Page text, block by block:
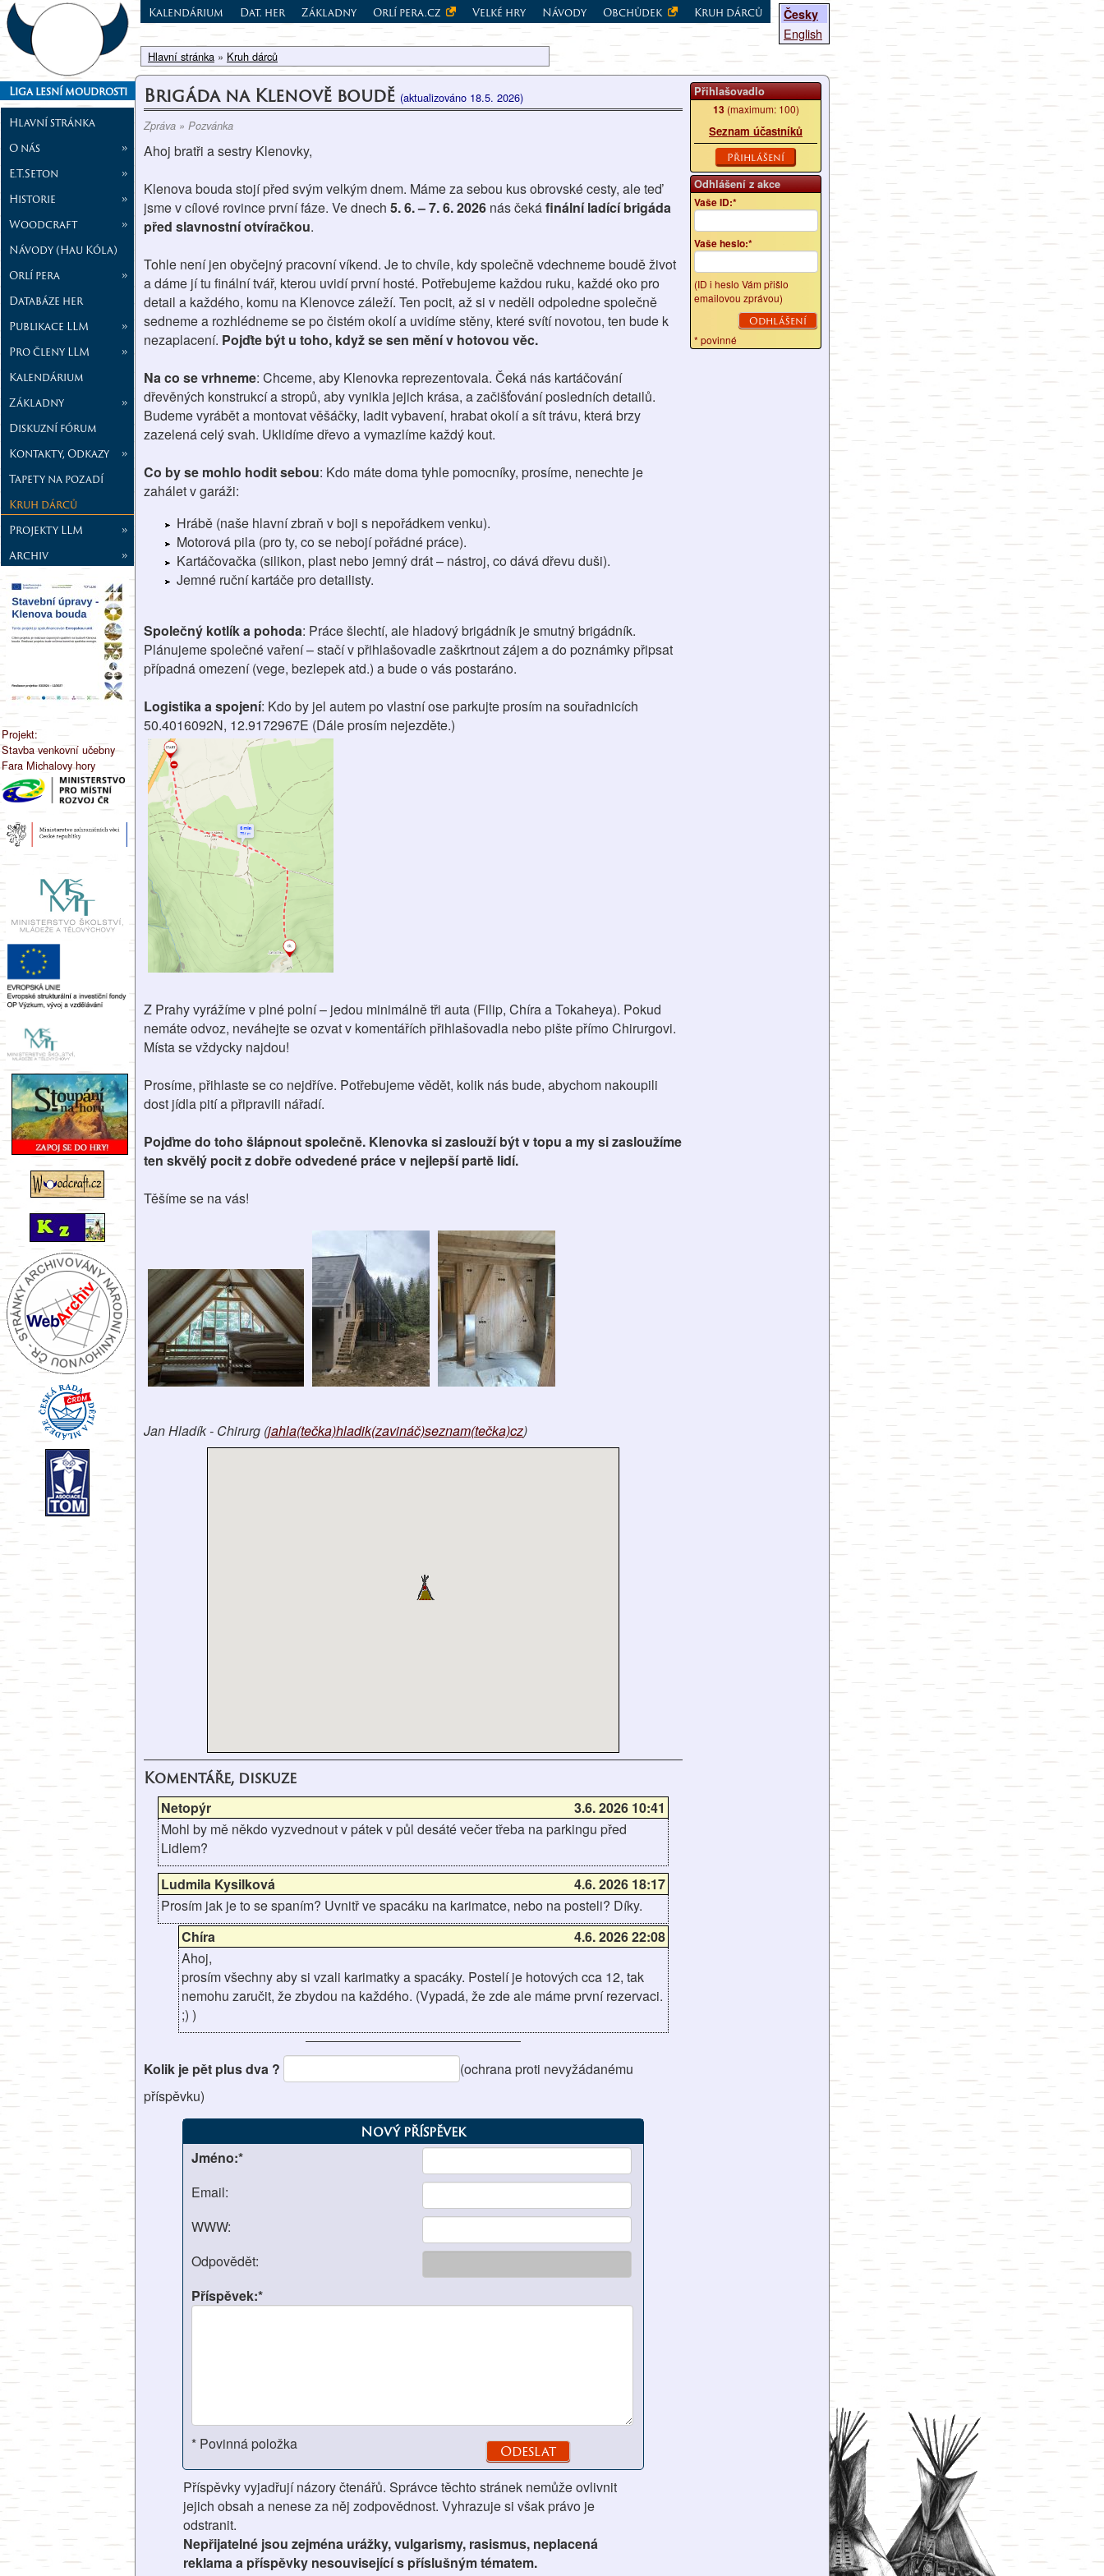
Liga lesní moudrosti
Hlavní stránka
O nás
»
E.T.Seton
»
Historie
»
Woodcraft
»
Návody (Hau Kóla)
Orlí pera
»
Databáze her
Publikace LLM
»
Pro členy LLM
»
Kalendárium
Základny
»
Diskuzní fórum
Kontakty, Odkazy
»
Tapety na pozadí
Kruh dárců
Projekty LLM
»
Archiv
»
Projekt:
Stavba venkovní učebny
Fara Michalovy hory
Česky
English
Kalendárium Dat. her Základny Orlí pera.cz Velké hry Návody Obchůdek Kruh dárců
Hlavní stránka » Kruh dárců
Přihlašovadlo
13(maximum: 100)
Seznam účastníků
Přihlášení
Odhlášení z akce
Vaše ID:*
Vaše heslo:*
(ID i heslo Vám přišlo
emailovou zprávou)
* povinné
Brigáda na Klenově boudě (aktualizováno 18.5. 2026)
Zpráva » Pozvánka
Ahoj bratři a sestry Klenovky,
Klenova bouda stojí před svým velkým dnem. Máme za sebou kus obrovské cesty, ale teď
jsme v cílové rovince první fáze. Ve dnech 5. 6. – 7. 6. 2026 nás čekáfinální ladící brigáda
před slavnostní otvíračkou.
Tohle není jen obyčejný pracovní víkend. Je to chvíle, kdy společně vdechneme boudě život
a dáme jí tu finální tvář, kterou uvidí první hosté. Potřebujeme každou ruku, každé oko pro
detail a každého, komu na Klenovce záleží. Ten pocit, až si v neděli odpoledne společně
sedneme a rozhlédneme se po čistém okolí a uvidíme stěny, které svítí novotou, ten bude k
nezaplacení. Pojďte být u toho, když se sen mění v hotovou věc.
Na co se vrhneme: Chceme, aby Klenovka reprezentovala. Čeká nás kartáčování
dřevěných konstrukcí a stropů, aby vynikla jejich krása, a začišťování posledních detailů.
Budeme vyrábět a montovat věšáčky, ladit vybavení, hrabat okolí a sít trávu, která brzy
zazelená celý svah. Uklidíme dřevo a vymazlíme každý kout.
Co by se mohlo hodit sebou: Kdo máte doma tyhle pomocníky, prosíme, nenechte je
zahálet v garáži:
Hrábě (naše hlavní zbraň v boji s nepořádkem venku).
Motorová pila (pro ty, co se nebojí pořádné práce).
Kartáčovačka (silikon, plast nebo jemný drát – nástroj, co dává dřevu duši).
Jemné ruční kartáče pro detailisty.
Společný kotlík a pohoda: Práce šlechtí, ale hladový brigádník je smutný brigádník.
Plánujeme společné vaření – stačí v přihlašovadle zaškrtnout zájem a do poznámky připsat
případná omezení (vege, bezlepek atd.) a bude o vás postaráno.
Logistika a spojení: Kdo by jel autem po vlastní ose parkujte prosím na souřadnicích
50.4016092N, 12.9172967E (Dále prosím nejezděte.)
Z Prahy vyrážíme v plné polní – jedou minimálně tři auta (Filip, Chíra a Tokaheya). Pokud
nemáte odvoz, neváhejte se ozvat v komentářích přihlašovadla nebo pište přímo Chirurgovi.
Místa se vždycky najdou!
Prosíme, přihlaste se co nejdříve. Potřebujeme vědět, kolik nás bude, abychom nakoupili
dost jídla pití a připravili nářadí.
Pojďme do toho šlápnout společně. Klenovka si zaslouží být v topu a my si zasloužíme
ten skvělý pocit z dobře odvedené práce v nejlepší partě lidí.
Těšíme se na vás!
Jan Hladík - Chirurg (jahla(tečka)hladik(zavináč)seznam(tečka)cz)
Komentáře, diskuze
3.6. 2026 10:41
Netopýr
Mohl by mě někdo vyzvednout v pátek v půl desáté večer třeba na parkingu před
Lidlem?
4.6. 2026 18:17
Ludmila Kysilková
Prosím jak je to se spaním? Uvnitř ve spacáku na karimatce, nebo na posteli? Díky.
4.6. 2026 22:08
Chíra
Ahoj,
prosím všechny aby si vzali karimatky a spacáky. Postelí je hotových cca 12, tak
nemohu zaručit, že zbydou na každého. (Vypadá, že zde ale máme první rezervaci.
;) )
Kolik je pět plus dva ?
(ochrana proti nevyžádanému
příspěvku)
Nový příspěvek
Jméno:*
Email:
WWW:
Odpovědět:
Příspěvek:*
* Povinná položka
Příspěvky vyjadřují názory čtenářů. Správce těchto stránek nemůže ovlivnit
jejich obsah a nenese za něj zodpovědnost. Vyhrazuje si však právo je
odstranit.
Nepřijatelné jsou zejména urážky, vulgarismy, rasismus, neplacená
reklama a příspěvky nesouvisející s příslušným tématem.